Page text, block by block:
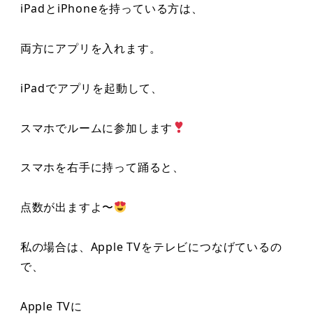
iPadとiPhoneを持っている方は、
両方にアプリを入れます。
iPadでアプリを起動して、
スマホでルームに参加します
スマホを右手に持って踊ると、
点数が出ますよ〜
私の場合は、Apple TVをテレビにつなげているの
で、
Apple TVに